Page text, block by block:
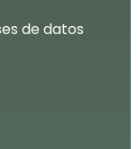
de datos